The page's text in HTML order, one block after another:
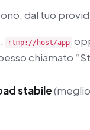
dal tuo
rtmp://host/app
chiamato
stabile